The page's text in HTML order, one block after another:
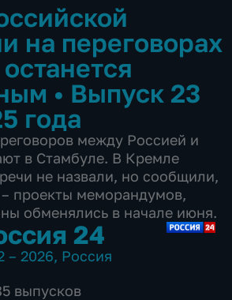
на переговорах
• Выпуск 23
года
между Россией и
в Стамбуле. В Кремле
не назвали, но сообщили,
– проекты меморандумов,
обменялись в начале июня.
24
– 2026, Россия
выпусков